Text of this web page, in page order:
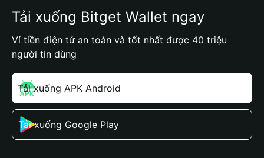
Tải xuống Bitget Wallet ngay
Ví tiền điện tử an toàn và tốt nhất được 40 triệu
người tin dùng
Tải xuống APK Android
Tải xuống Google Play